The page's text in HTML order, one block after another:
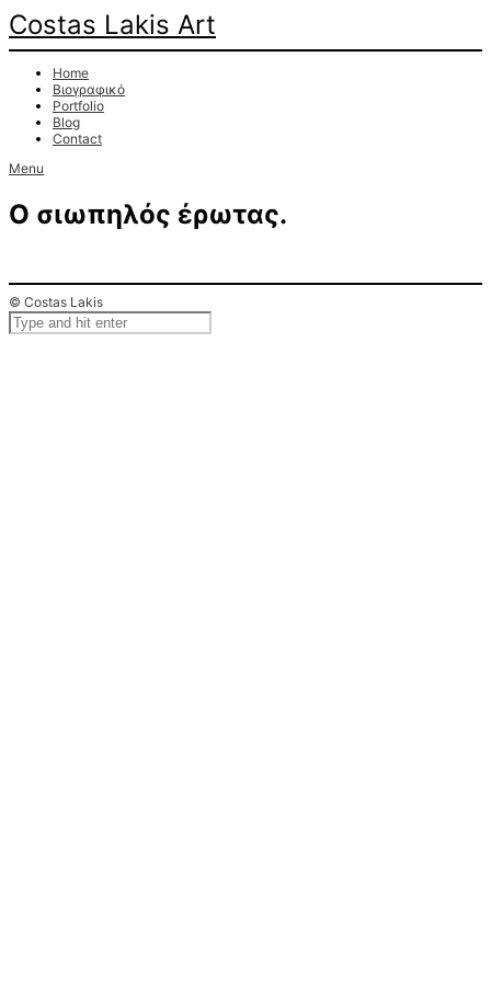
Costas Lakis Art
Home
Βιογραφικό
Portfolio
Blog
Contact
Menu
Ο σιωπηλός έρωτας.
© Costas Lakis